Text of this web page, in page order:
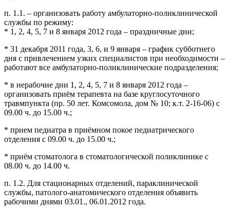
п. 1.1. – организовать работу амбулаторно-поликлинической
службы по режиму:
* 1, 2, 4, 5, 7 и 8 января 2012 года – праздничные дни;
* 31 декабря 2011 года, 3, 6, и 9 января – график субботнего
дня с привлечением узких специалистов при необходимости –
работают все амбулаторно-поликлинические подразделения;
* в нерабочие дни 1, 2, 4, 5, 7 и 8 января 2012 года –
организовать приём терапевта на базе круглосуточного
травмпункта (пр. 50 лет. Комсомола, дом № 10; к.т. 2-16-06) с
09.00 ч. до 15.00 ч.;
* прием педиатра в приёмном покое педиатрического
отделения с 09.00 ч. до 15.00 ч.;
* приём стоматолога в стоматологической поликлинике с
08.00 ч. до 14.00 ч.
п. 1.2. Для стационарных отделений, параклинической
службы, патолого-анатомического отделения объявить
рабочими днями 03.01., 06.01.2012 года.